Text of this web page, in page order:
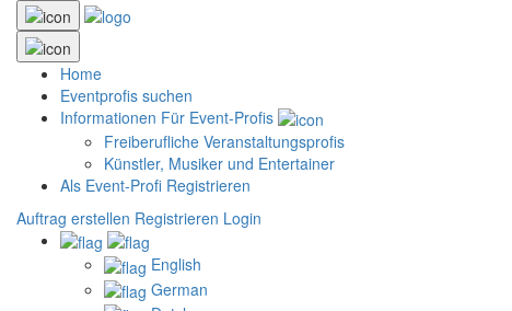
Home
Eventprofis suchen
Informationen Für Event-Profis
Freiberufliche Veranstaltungsprofis
Künstler, Musiker und Entertainer
Als Event-Profi Registrieren
Auftrag erstellen Registrieren Login
English
German